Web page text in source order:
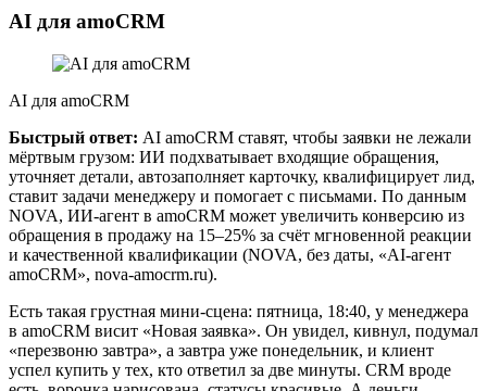
AI для amoCRM
AI для amoCRM
Быстрый ответ: AI amoCRM ставят, чтобы заявки не лежали
мёртвым грузом: ИИ подхватывает входящие обращения,
уточняет детали, автозаполняет карточку, квалифицирует лид,
ставит задачи менеджеру и помогает с письмами. По данным
NOVA, ИИ-агент в amoCRM может увеличить конверсию из
обращения в продажу на 15–25% за счёт мгновенной реакции
и качественной квалификации (NOVA, без даты, «AI-агент
amoCRM», nova-amocrm.ru).
Есть такая грустная мини-сцена: пятница, 18:40, у менеджера
в amoCRM висит «Новая заявка». Он увидел, кивнул, подумал
«перезвоню завтра», а завтра уже понедельник, и клиент
успел купить у тех, кто ответил за две минуты. CRM вроде